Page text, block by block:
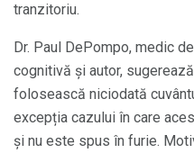
tranzitoriu.
Dr. Paul DePompo, medic
cognitivă și autor,
folosească niciodată
excepția cazului în care
și nu este spus în furie.